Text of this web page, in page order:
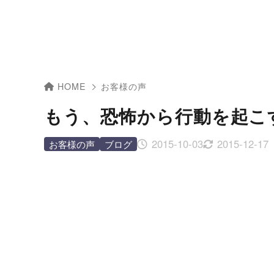
HOME お客様の声
もう、恐怖から行動を起
2015-10-03 2015-12-17
お客様の声 ブログ